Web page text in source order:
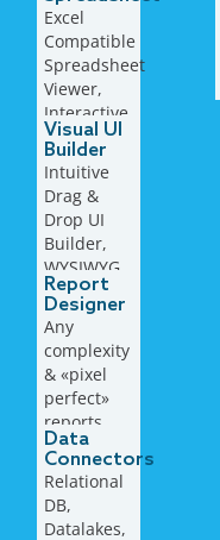
Excel
Compatible
Spreadsheet
Viewer,
Interactive
Workbook,
Tables,
Ranges,
Charts,..
Visual UI
Builder
Intuitive
Drag &
Drop UI
Builder,
WYSIWYG
approach,
context
aware
properties
Report
Designer
Any
complexity
& «pixel
perfect»
reports,
multiple
export
formats
Data
Connectors
Relational
DB,
Datalakes,